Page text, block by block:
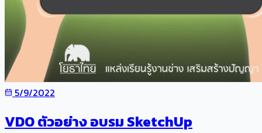
5/9/2022
VDO ตัวอย่าง อบรม SketchUp